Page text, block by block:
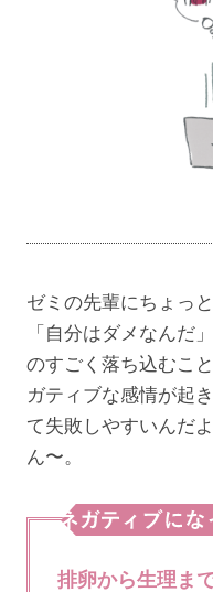
ゼミの先輩にちょっ
「自分はダメなんだ
のすごく落ち込むこ
ガティブな感情が起
て失敗しやすいんだ
ん〜。
排卵から生理ま